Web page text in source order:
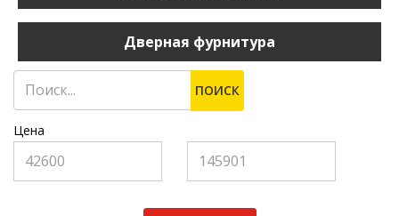
Дверная фурнитура
ПОИСК
Цена